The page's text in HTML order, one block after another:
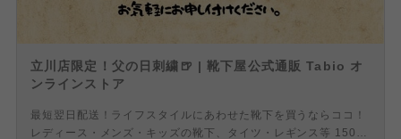
立川店限定！父の日刺繍🍺 | 靴下屋公式通販 Tabio オ
ンラインストア
最短翌日配送！ライフスタイルにあわせた靴下を買うならココ！
レディース・メンズ・キッズの靴下、タイツ・レギンス等 1500